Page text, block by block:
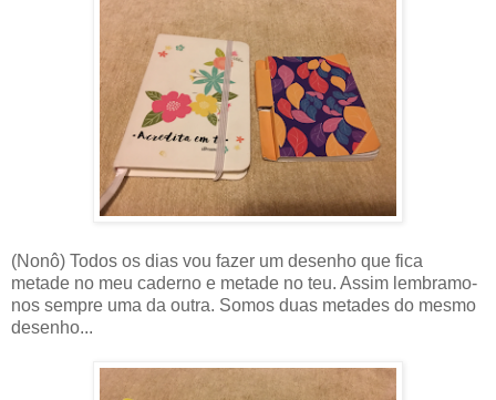
(Nonô) Todos os dias vou fazer um desenho que fica
metade no meu caderno e metade no teu. Assim lembramo-
nos sempre uma da outra. Somos duas metades do mesmo
desenho...